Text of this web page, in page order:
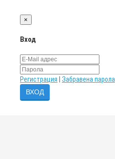
×
Вход
Регистрация Забравена парола